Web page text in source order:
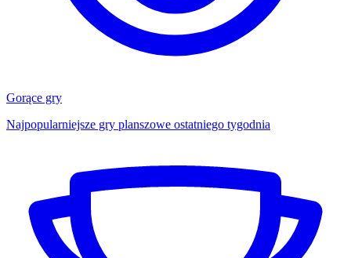
Gorące gry
Najpopularniejsze gry planszowe ostatniego tygodnia